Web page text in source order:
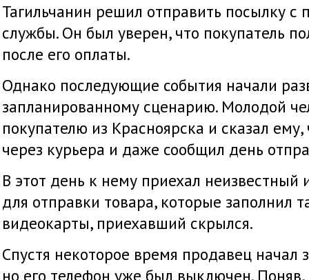
Тагильчанин решил отправить посылку
службы. Он был уверен, что покупатель
после его оплаты.
Однако последующие события начали
запланированному сценарию. Молодой
покупателю из Красноярска и сказал
через курьера и даже сообщил день
В этот день к нему приехал неизвестный
для отправки товара, которые заполнил
видеокарты, приехавший скрылся.
Спустя некоторое время продавец начал
но его телефон уже был выключен. Поняв,